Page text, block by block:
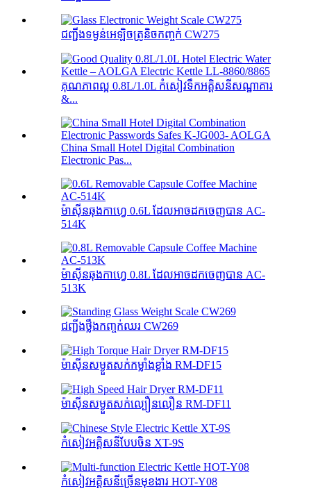
ជញ្ជីងទម្ងន់អេឡិចត្រូនិចកញ្ចក់ CW275
គុណភាពល្អ 0.8L/1.0L កំសៀវទឹកអគ្គិសនីសណ្ឋាគារ
&...
China Small Hotel Digital Combination
Electronic Pas...
ម៉ាស៊ីនឆុងកាហ្វេ 0.6L ដែលអាចដកចេញបាន AC-
514K
ម៉ាស៊ីនឆុងកាហ្វេ 0.8L ដែលអាចដកចេញបាន AC-
513K
ជញ្ជីងថ្លឹងកញ្ចក់ឈរ CW269
ម៉ាស៊ីនសម្ងួតសក់កម្លាំងខ្លាំង RM-DF15
ម៉ាស៊ីនសម្ងួតសក់ល្បឿនលឿន RM-DF11
កំសៀវអគ្គិសនីបែបចិន XT-9S
កំសៀវអគ្គិសនីច្រើនមុខងារ HOT-Y08